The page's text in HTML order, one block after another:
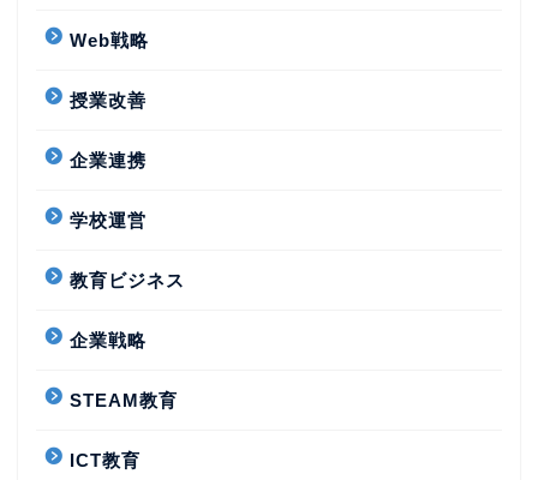
Web戦略
授業改善
企業連携
学校運営
教育ビジネス
企業戦略
STEAM教育
ICT教育